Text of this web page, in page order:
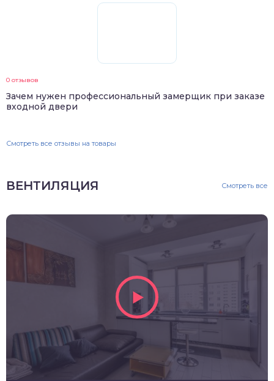
0 отзывов
Зачем нужен профессиональный замерщик при заказе
входной двери
Смотреть все отзывы на товары
ВЕНТИЛЯЦИЯ Смотреть все